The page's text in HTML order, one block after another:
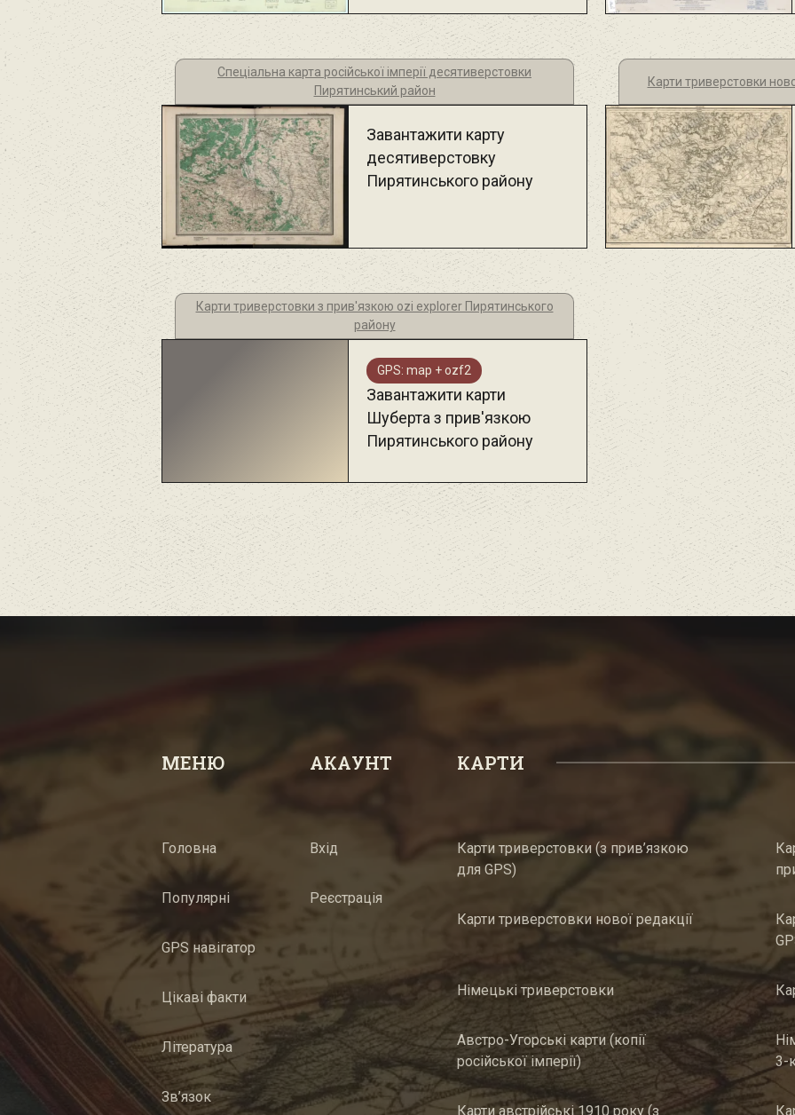
Спеціальна карта російської імперії десятиверстовки
Пирятинський район
Завантажити карту
десятиверстовку
Пирятинського району
Карти триверстовки
Карти триверстовки з прив'язкою ozi explorer Пирятинського
району
GPS: map + ozf2
Завантажити карти
Шуберта з прив'язкою
Пирятинського району
МЕНЮ
Головна
Популярні
GPS навігатор
Цікаві факти
Література
Зв’язок
АКАУНТ
Вхід
Реєстрація
КАРТИ
Карти триверстовки (з прив’язкою
для GPS)
Карти триверстовки нової редакції
Німецькі триверстовки
Австро-Угорські карти (копії
російської імперії)
3-
Карти австрійські 1910 року (з